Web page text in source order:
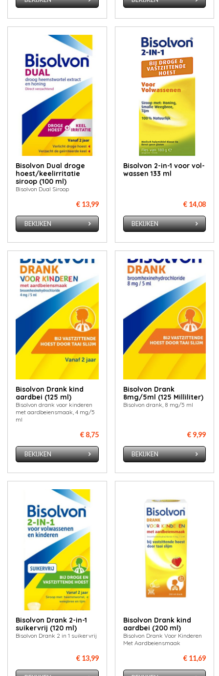
Bisolvon Dual droge
hoest/keelirritatie
siroop (100 ml)
Bisolvon Dual Siroop
€ 13,99
BEKIJKEN
Bisol­von 2-in-1 voor vol­
was­sen 133 ml
€ 14,08
BEKIJKEN
Bisolvon Drank kind
aardbei (125 ml)
Bisolvon drank voor kinderen
met aardbeiensmaak, 4 mg/5
ml
€ 8,75
BEKIJKEN
Bisolvon Drank
8mg/5ml (125 Milliliter)
Bisolvon drank, 8 mg/5 ml
€ 9,99
BEKIJKEN
Bisolvon Drank 2-in-1
suikervrij (120 ml)
Bisolvon Drank 2 in 1 suikervrij
€ 13,99
Bisolvon Drank kind
aardbei (200 ml)
Bisolvon Drank Voor Kinderen
Met Aardbeiensmaak
€ 11,69